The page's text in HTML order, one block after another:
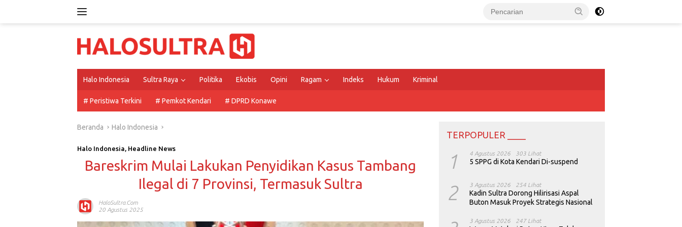
Halo Indonesia Sultra Raya Politika Ekobis Opini Ragam Indeks Hukum Kriminal
# Peristiwa Terkini # Pemkot Kendari # DPRD Konawe
Beranda Halo Indonesia
Halo Indonesia, Headline News
Bareskrim Mulai Lakukan Penyidikan Kasus Tambang
Ilegal di 7 Provinsi, Termasuk Sultra
HaloSultra.com
20 Agustus 2025
TERPOPULER ____
1 4 Agustus 2026 303 Lihat
5 SPPG di Kota Kendari Di-suspend
2 3 Agustus 2026 254 Lihat
Kadin Sultra Dorong Hilirisasi Aspal
Buton Masuk Proyek Strategis Nasional
3 Agustus 2026 247 Lihat